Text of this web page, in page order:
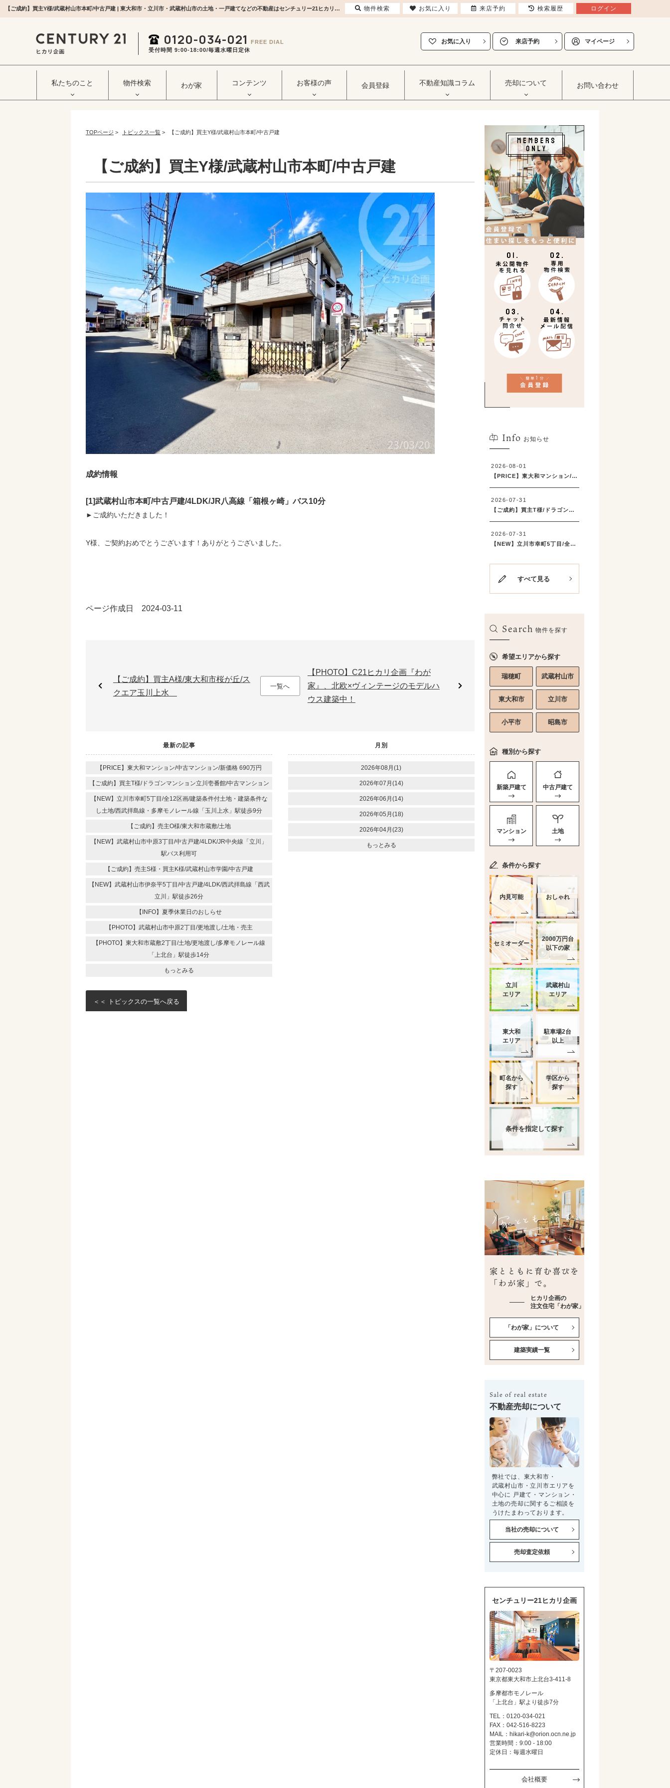
【ご成約】買主Y様/武蔵村山市本町/中古戸建 | 東大和市・立川市・武蔵村山市の土地・一戸建てなどの不動産はセンチュリー21ヒカリ企画へ
0120-034-021
FREE DIAL
受付時間 9:00‐18:00/毎週水曜日定休
お気に入り 来店予約 マイページ
私たちのこと 物件検索 わが家 コンテンツ お客様の声 会員登録 不動産知識コラム 売却について お問い合わせ
TOPページ > トピックス一覧 > 【ご成約】買主Y様/武蔵村山市本町/中古戸建
【ご成約】買主Y様/武蔵村山市本町/中古戸建
成約情報
[1]武蔵村山市本町/中古戸建/4LDK/JR八高線「箱根ヶ崎」バス10分
►ご成約いただきました！
Y様、ご契約おめでとうございます！ありがとうございました。
ページ作成日 2024-03-11
【ご成約】買主A様/東大和市桜が丘/ス
クエア玉川上水＿
一覧へ
【PHOTO】C21ヒカリ企画『わが
家』、北欧×ヴィンテージのモデルハ
ウス建築中！
最新の記事
【PRICE】東大和マンション/中古マンション/新価格 690万円
【ご成約】買主T様/ドラゴンマンション立川壱番館/中古マンション
【NEW】立川市幸町5丁目/全12区画/建築条件付土地・建築条件な
し土地/西武拝島線・多摩モノレール線「玉川上水」駅徒歩9分
【ご成約】売主O様/東大和市蔵敷/土地
【NEW】武蔵村山市中原3丁目/中古戸建/4LDK/JR中央線「立川」
駅バス利用可
【ご成約】売主S様・買主K様/武蔵村山市学園/中古戸建
【NEW】武蔵村山市伊奈平5丁目/中古戸建/4LDK/西武拝島線「西武
立川」駅徒歩26分
【INFO】夏季休業日のおしらせ
【PHOTO】武蔵村山市中原2丁目/更地渡し/土地・売主
【PHOTO】東大和市蔵敷2丁目/土地/更地渡し/多摩モノレール線
「上北台」駅徒歩14分
もっとみる
月別
2026年08月(1)
2026年07月(14)
2026年06月(14)
2026年05月(18)
2026年04月(23)
もっとみる
＜＜ トピックスの一覧へ戻る
Info お知らせ
すべて見る
Search 物件を探す
希望エリアから探す
瑞穂町 武蔵村山市
東大和市 立川市
小平市 昭島市
種別から探す
新築戸建て 中古戸建て
マンション 土地
条件から探す
内見可能 おしゃれ
セミオーダー
2000万円台
以下の家
立川
エリア
武蔵村山
エリア
東大和
エリア
駐車場2台
以上
町名から
探す
学区から
探す
条件を指定して探す
家とともに育む喜びを
「わが家」で。
ヒカリ企画の
注文住宅「わが家」
「わが家」について
建築実績一覧
Sale of real estate
不動産売却について
弊社では、東大和市・
武蔵村山市・立川市エリアを
中心に 戸建て・マンション・
土地の売却に関するご相談を
うけたまわっております。
当社の売却について
売却査定依頼
センチュリー21ヒカリ企画
〒207-0023
東京都東大和市上北台3-411-8
多摩都市モノレール
「上北台」駅より徒歩7分
TEL：0120-034-021
FAX：042-516-8223
MAIL： hikari-k@orion.ocn.ne.jp
営業時間：9:00 - 18:00
定休日：毎週水曜日
会社概要
物件検索 お気に入り 来店予約 検索履歴 ログイン